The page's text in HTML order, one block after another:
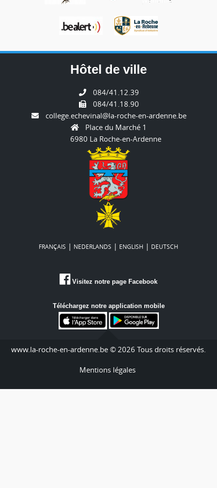
Hôtel de ville
084/41.12.39
084/41.18.90
college.echevinal@la-roche-en-ardenne.be
Place du Marché 1
6980 La Roche-en-Ardenne
FRANÇAIS | NEDERLANDS | ENGLISH | DEUTSCH
Visitez notre page Facebook
Téléchargez notre application mobile
www.la-roche-en-ardenne.be © 2026 Tous droits réservés.
Mentions légales